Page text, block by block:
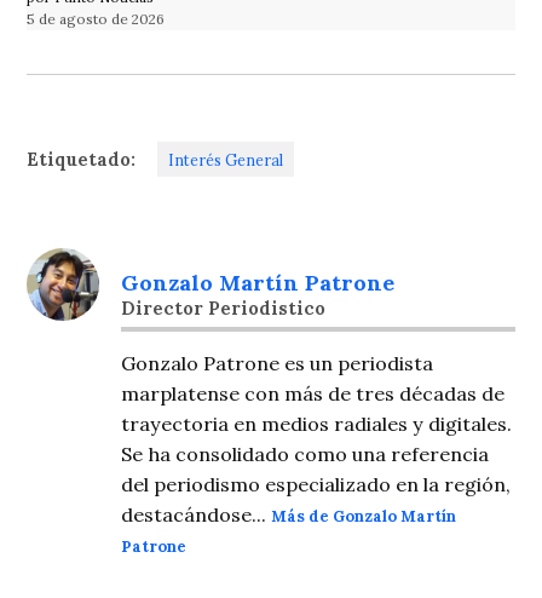
5 de agosto de 2026
Etiquetado: Interés General
Gonzalo Martín Patrone
Director Periodistico
Gonzalo Patrone es un periodista
marplatense con más de tres décadas de
trayectoria en medios radiales y digitales.
Se ha consolidado como una referencia
del periodismo especializado en la región,
destacándose...Más de Gonzalo Martín
Patrone